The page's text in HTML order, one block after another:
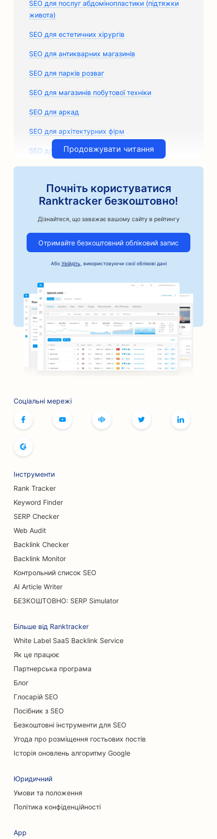
SEO для послуг абдомінопластики (підтяжки
живота)
SEO для естетичних хірургів
SEO для антикварних магазинів
SEO для парків розваг
SEO для магазинів побутової техніки
SEO для аркад
SEO для архітектурних фірм
SEO для кузовних майстерень
SEO для художніх класів
SEO для послуг застави під заставу
SEO для автомобільного бізнесу
SEO для пекарень
SEO для перукарень
SEO для банків
SEO для книжкових магазинів
SEO для барбекю-барів
SEO для послуг ботокса та філерів
SEO для бутиків
SEO для пивоварень
SEO для послуг зі збільшення грудей
SEO для ресторанів 'шведський стіл
SEO для кондитерських
SEO для автосалонів
SEO для опікових хірургів
SEO для магазинів килимів та підлогових
покриттів
SEO для котячих кафе
SEO для хіропрактиків
SEO для кав'ярень
SEO для консалтингових компаній
Продовжувати читання
Почніть користуватися
Ranktracker безкоштовно!
Дізнайтеся, що заважає вашому сайту в рейтингу
Отримайте безкоштовний обліковий запис
Або Увійдіть , використовуючи свої облікові дані
Соціальні мережі
Інструменти
Rank Tracker
Keyword Finder
SERP Checker
Web Audit
Backlink Checker
Backlink Monitor
Контрольний список SEO
AI Article Writer
БЕЗКОШТОВНО: SERP Simulator
Більше від Ranktracker
White Label SaaS Backlink Service
Як це працює
Партнерська програма
Блог
Глосарій SEO
Посібник з SEO
Безкоштовні інструменти для SEO
Угода про розміщення гостьових постів
Історія оновлень алгоритму Google
Юридичний
Умови та положення
Політика конфіденційності
App